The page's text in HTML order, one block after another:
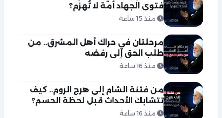
فتوى الجهاد أمة لا تُهزم؟
منذ 15 ساعة
مرحلتان في حراك أهل المشرق.. من
طلب الحق إلى رفضه
منذ 16 ساعة
من فتنة الشام إلى هرج الروم.. كيف
تتشابك الأحداث قبل لحظة الحسم؟
منذ 16 ساعة